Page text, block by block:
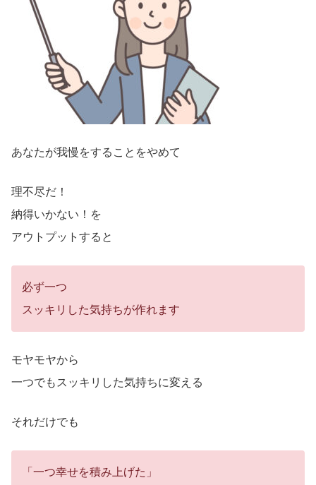
あなたが我慢をすることをやめて
理不尽だ！
納得いかない！を
アウトプットすると
必ず一つ
スッキリした気持ちが作れます
モヤモヤから
一つでもスッキリした気持ちに変える
それだけでも
「一つ幸せを積み上げた」